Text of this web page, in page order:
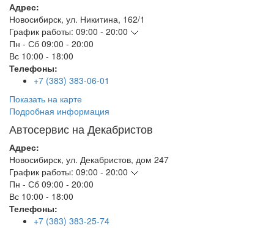
Адрес:
Новосибирск, ул. Никитина, 162/1
График работы: 09:00 - 20:00
Пн - Сб 09:00 - 20:00
Вс 10:00 - 18:00
Телефоны:
+7 (383) 383-06-01
Показать на карте
Подробная информация
Автосервис на Декабристов
Адрес:
Новосибирск, ул. Декабристов, дом 247
График работы: 09:00 - 20:00
Пн - Сб 09:00 - 20:00
Вс 10:00 - 18:00
Телефоны:
+7 (383) 383-25-74